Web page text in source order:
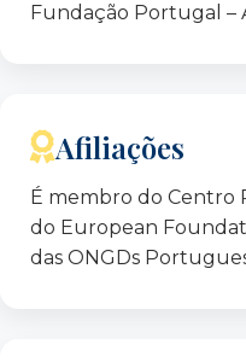
Fundação Portugal –
Afiliações
É membro do Centro
do European
das ONGDs